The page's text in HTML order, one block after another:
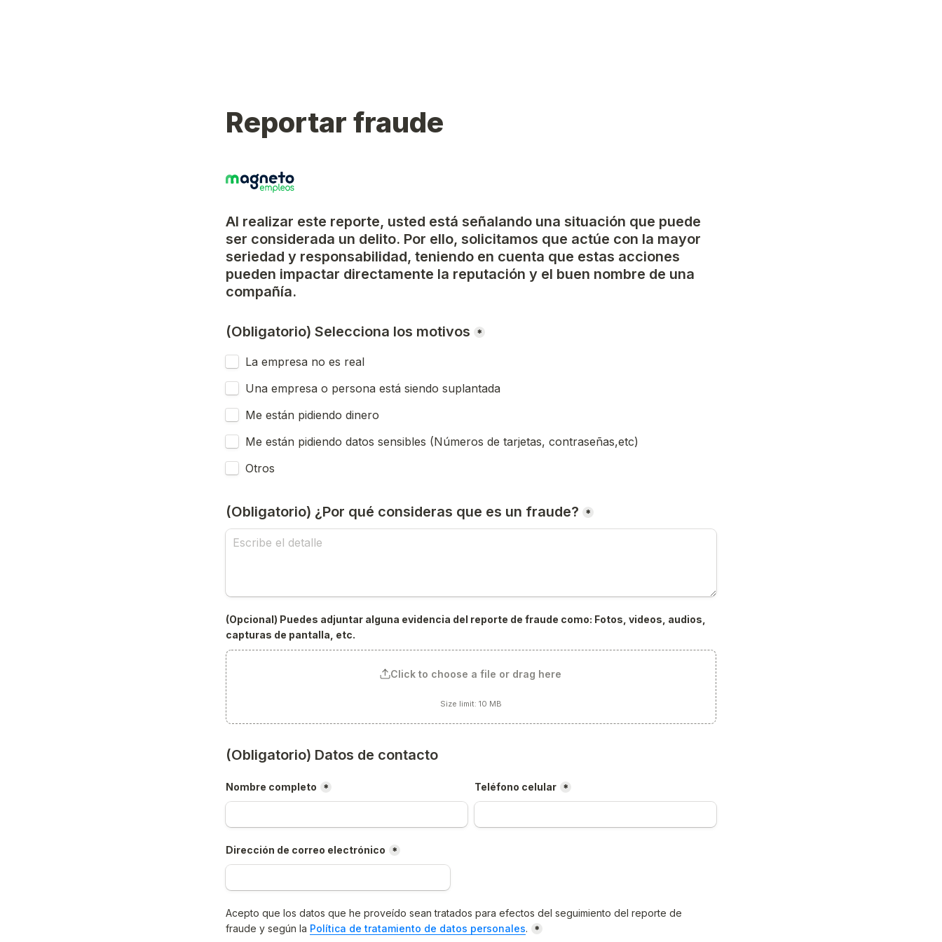
Reportar fraude
Al realizar este reporte, usted está señalando una situación que puede
ser considerada un delito. Por ello, solicitamos que actúe con la mayor
seriedad y responsabilidad, teniendo en cuenta que estas acciones
pueden impactar directamente la reputación y el buen nombre de una
compañía.
(Obligatorio) Selecciona los motivos *
La empresa no es real
Una empresa o persona está siendo suplantada
Me están pidiendo dinero
Me están pidiendo datos sensibles (Números de tarjetas, contraseñas,etc)
Otros
(Obligatorio) ¿Por qué consideras que es un fraude? *
(Opcional) Puedes adjuntar alguna evidencia del reporte de fraude como: Fotos, videos, audios,
capturas de pantalla, etc.
Click to choose a file or drag here
Size limit: 10 MB
(Obligatorio) Datos de contacto
Nombre completo * Teléfono celular *
Dirección de correo electrónico *
Acepto que los datos que he proveído sean tratados para efectos del seguimiento del reporte de
fraude y según la Política de tratamiento de datos personales. *